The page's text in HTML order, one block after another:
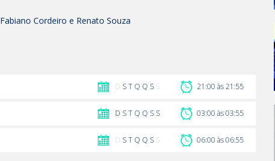
Cordeiro e Renato Souza
D ST Q Q S S 21:00 às 21:55
D ST Q Q S S 03:00 às 03:55
D ST Q Q S S 06:00 às 06:55